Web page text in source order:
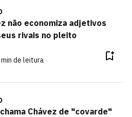
não economiza adjetivos
rivais no pleito
de leitura
Chávez de "covarde"